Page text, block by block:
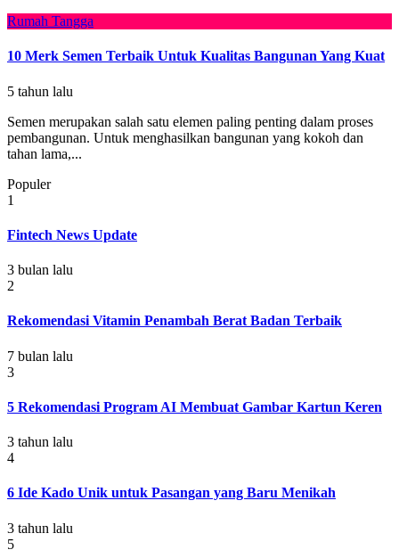
Rumah Tangga
10 Merk Semen Terbaik Untuk Kualitas Bangunan Yang Kuat
5 tahun lalu
Semen merupakan salah satu elemen paling penting dalam proses
pembangunan. Untuk menghasilkan bangunan yang kokoh dan
tahan lama,...
Populer
1
Fintech News Update
3 bulan lalu
2
Rekomendasi Vitamin Penambah Berat Badan Terbaik
7 bulan lalu
3
5 Rekomendasi Program AI Membuat Gambar Kartun Keren
3 tahun lalu
4
6 Ide Kado Unik untuk Pasangan yang Baru Menikah
3 tahun lalu
5